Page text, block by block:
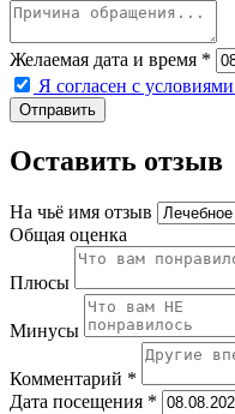
Желаемая дата и время *
Я согласен с
Оставить отзыв
На чьё имя отзыв
Общая оценка
Плюсы
Минусы
Комментарий *
Дата посещения *